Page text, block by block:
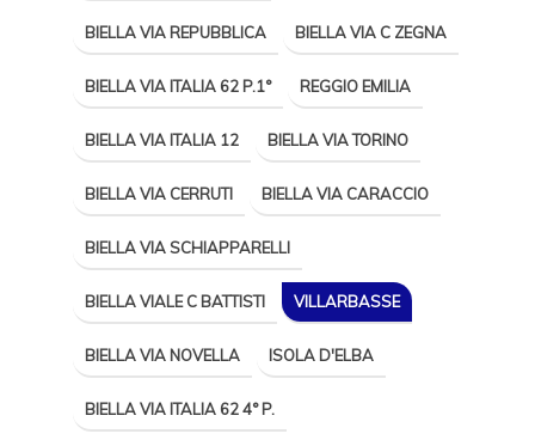
BIELLA VIA REPUBBLICA BIELLA VIA C ZEGNA
BIELLA VIA ITALIA 62 P.1° REGGIO EMILIA
BIELLA VIA ITALIA 12 BIELLA VIA TORINO
BIELLA VIA CERRUTI BIELLA VIA CARACCIO
BIELLA VIA SCHIAPPARELLI
BIELLA VIALE C BATTISTI VILLARBASSE
BIELLA VIA NOVELLA ISOLA D'ELBA
BIELLA VIA ITALIA 62 4° P.